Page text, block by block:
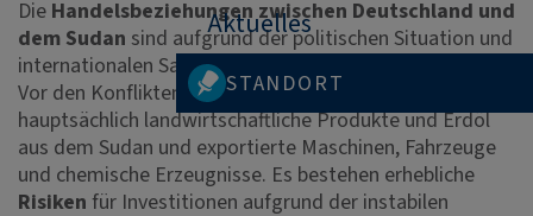
Aktuelles
STANDORT
Die Handelsbeziehungen zwischen Deutschland und
dem Sudan sind aufgrund der politischen Situation und
internationalen Sanktionen derzeit stark eingeschränkt.
Vor den Konflikten importierte Deutschland
hauptsächlich landwirtschaftliche Produkte und Erdöl
aus dem Sudan und exportierte Maschinen, Fahrzeuge
und chemische Erzeugnisse. Es bestehen erhebliche
Risiken für Investitionen aufgrund der instabilen